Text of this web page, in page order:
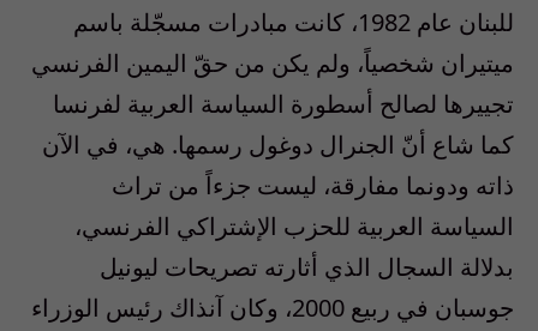
للبنان عام 1982، كانت مبادرات مسجّلة باسم
ميتيران شخصياً، ولم يكن من حقّ اليمين الفرنسي
تجييرها لصالح أسطورة السياسة العربية لفرنسا
كما شاع أنّ الجنرال دوغول رسمها. هي، في الآن
ذاته ودونما مفارقة، ليست جزءاً من تراث
السياسة العربية للحزب الإشتراكي الفرنسي،
بدلالة السجال الذي أثارته تصريحات ليونيل
جوسبان في ربيع 2000، وكان آنذاك رئيس الوزراء